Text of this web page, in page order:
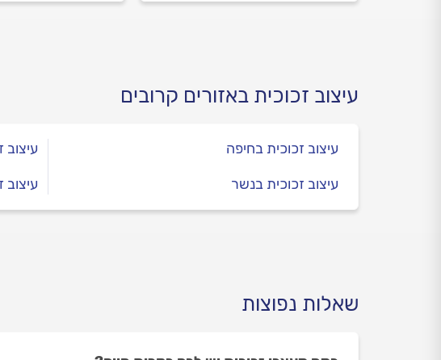
שלו, מה חשוב לדעת על
אותם? תשובו
עיצוב זכוכית באזורים קרובים
עיצוב זכוכית בחיפה
עיצוב זכוכית בנשר
עיצוב
שאלות נפוצות